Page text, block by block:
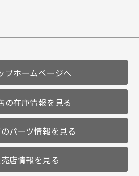
プホームページへ
の在庫情報を見る
パーツ情報を見る
店情報を見る